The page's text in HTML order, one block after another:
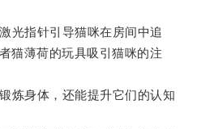
指针引导猫咪在房间中追
猫薄荷的玩具吸引猫咪的注
身体，还能提升它们的认知